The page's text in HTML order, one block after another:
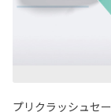
プリクラッシュセ